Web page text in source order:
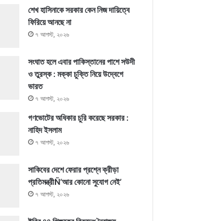
শেখ হাসিনাকে সরকার কেন নিজ দায়িত্বে
ফিরিয়ে আনছে না
৭ আগস্ট, ২০২৬
সংঘাত হলে এবার পাকিস্তানের পাশে সউদী
ও তুরস্ক : মক্কা চুক্তি নিয়ে উদ্বেগে
ভারত
৭ আগস্ট, ২০২৬
গণভোটের অধিকার চুরি করেছে সরকার :
নাহিদ ইসলাম
৭ আগস্ট, ২০২৬
সাকিবের দেশে ফেরার প্রশ্নে ক্রীড়া
প্রতিমন্ত্রীÑ‘আর কোনো সুযোগ নেই’
৭ আগস্ট, ২০২৬